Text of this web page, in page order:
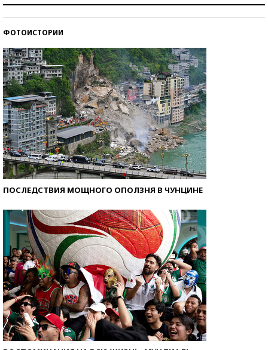
ФОТОИСТОРИИ
ПОСЛЕДСТВИЯ МОЩНОГО ОПОЛЗНЯ В ЧУНЦИНЕ